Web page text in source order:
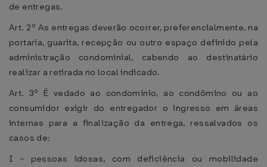
de entregas.
Art. 2º As entregas deverão ocorrer, preferencialmente, na
portaria, guarita, recepção ou outro espaço definido pela
administração condominial, cabendo ao destinatário
realizar a retirada no local indicado.
Art. 3º É vedado ao condomínio, ao condômino ou ao
consumidor exigir do entregador o ingresso em áreas
internas para a finalização da entrega, ressalvados os
casos de:
I - pessoas idosas, com deficiência ou mobilidade